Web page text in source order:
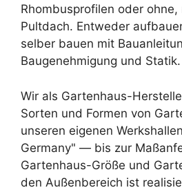
Rhombusprofilen oder
Pultdach. Entweder
selber bauen mit
Baugenehmigung und Statik.
Wir als Gartenhaus-
Sorten und Formen von
unseren eigenen
Germany" — bis zur
Gartenhaus-Größe und
den Außenbereich ist